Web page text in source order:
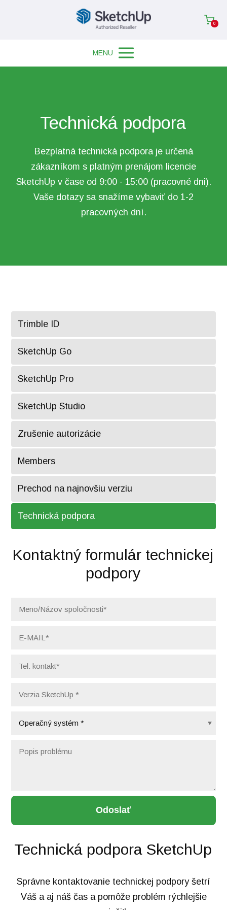
0
MENU
Technická podpora
Bezplatná technická podpora je určená
zákazníkom s platným prenájom licencie
SketchUp v čase od 9:00 - 15:00 (pracovné dni).
Vaše dotazy sa snažíme vybaviť do 1-2
pracovných dní.
Trimble ID
SketchUp Go
SketchUp Pro
SketchUp Studio
Zrušenie autorizácie
Members
Prechod na najnovšiu verziu
Technická podpora
Kontaktný formulár technickej
podpory
Odoslať
Technická podpora SketchUp
Správne kontaktovanie technickej podpory šetrí
Váš a aj náš čas a pomôže problém rýchlejšie